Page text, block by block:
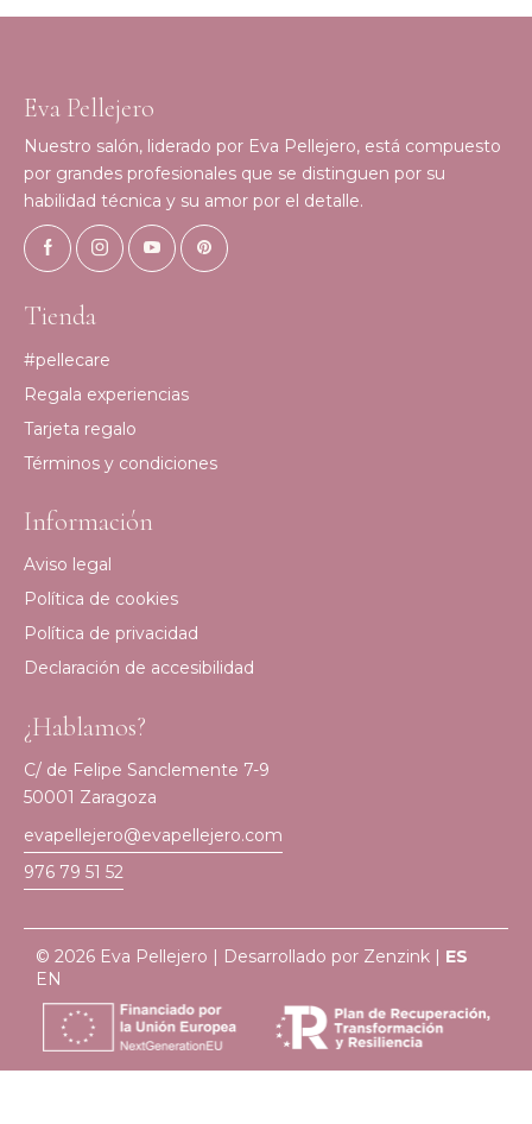
Eva Pellejero
Nuestro salón, liderado por Eva Pellejero, está compuesto
por grandes profesionales que se distinguen por su
habilidad técnica y su amor por el detalle.
Tienda
#pellecare
Regala experiencias
Tarjeta regalo
Términos y condiciones
Información
Aviso legal
Política de cookies
Política de privacidad
Declaración de accesibilidad
¿Hablamos?
C/ de Felipe Sanclemente 7-9
50001 Zaragoza
evapellejero@evapellejero.com
976 79 51 52
© 2026 Eva Pellejero | Desarrollado por Zenzink | ES
EN